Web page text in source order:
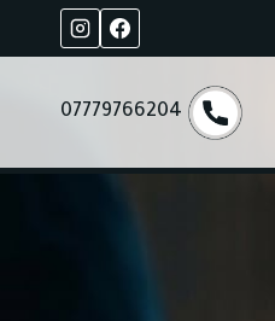
07779766204